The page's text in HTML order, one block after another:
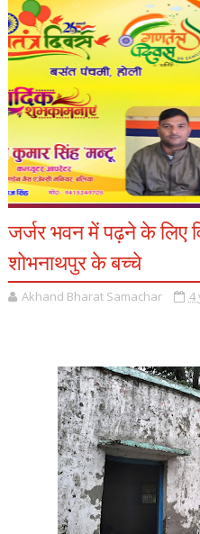
जर्जर भवन में पढ़ने के लिए
शोभनाथपुर के बच्चे
Akhand Bharat Samachar 4